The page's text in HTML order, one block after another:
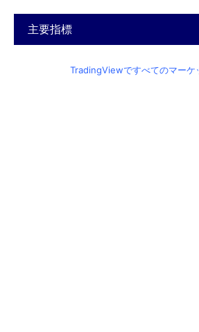
主要指標
TradingViewですべてのマーケ